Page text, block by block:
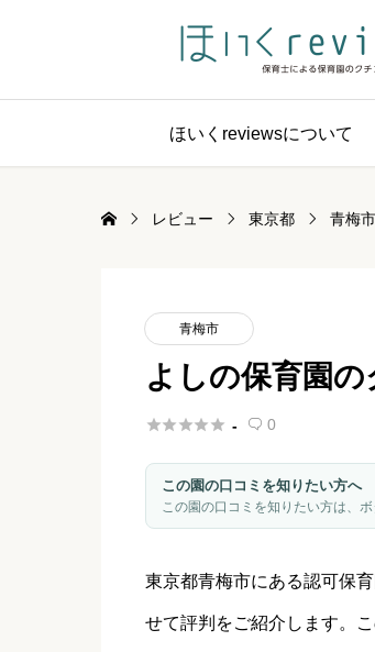
ほいくreviewsについて
レビュー 東京都 青梅市
青梅市
よしの保育園の
 -  0
この園の口コミを知りたい方へ
この園の口コミを知りたい方は、
東京都青梅市にある認可保
せて評判をご紹介します。